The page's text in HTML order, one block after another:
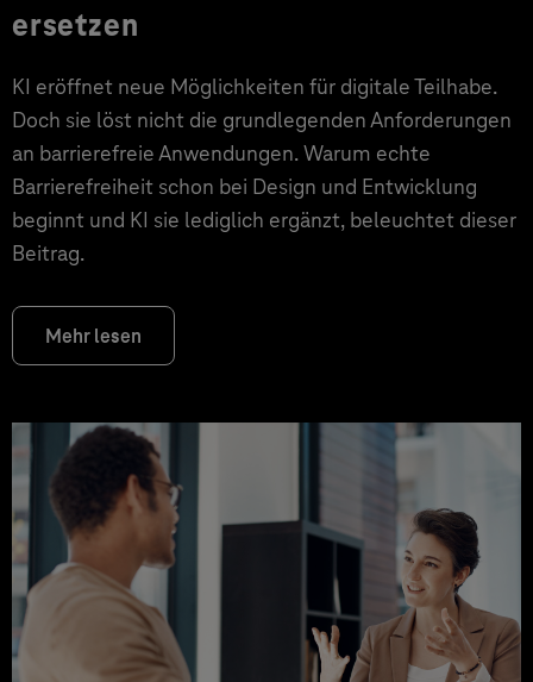
ersetzen
KI eröffnet neue Möglichkeiten für digitale Teilhabe.
Doch sie löst nicht die grundlegenden Anforderungen
an barrierefreie Anwendungen. Warum echte
Barrierefreiheit schon bei Design und Entwicklung
beginnt und KI sie lediglich ergänzt, beleuchtet dieser
Beitrag.
Mehr lesen